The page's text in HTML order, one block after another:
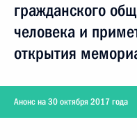
гражданского
человека и
открытия
Анонс на 30 октября 2017 года